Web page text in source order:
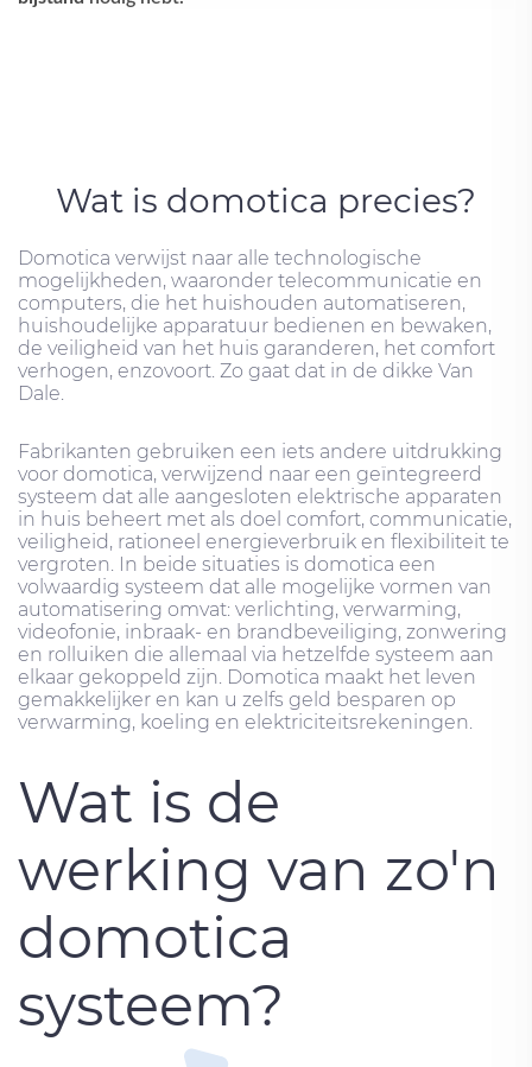
Wat is domotica precies?
Domotica verwijst naar alle technologische
mogelijkheden, waaronder telecommunicatie en
computers, die het huishouden automatiseren,
huishoudelijke apparatuur bedienen en bewaken,
de veiligheid van het huis garanderen, het comfort
verhogen, enzovoort. Zo gaat dat in de dikke Van
Dale.
Fabrikanten gebruiken een iets andere uitdrukking
voor domotica, verwijzend naar een geïntegreerd
systeem dat alle aangesloten elektrische apparaten
in huis beheert met als doel comfort, communicatie,
veiligheid, rationeel energieverbruik en flexibiliteit te
vergroten. In beide situaties is domotica een
volwaardig systeem dat alle mogelijke vormen van
automatisering omvat: verlichting, verwarming,
videofonie, inbraak- en brandbeveiliging, zonwering
en rolluiken die allemaal via hetzelfde systeem aan
elkaar gekoppeld zijn. Domotica maakt het leven
gemakkelijker en kan u zelfs geld besparen op
verwarming, koeling en elektriciteitsrekeningen.
Wat is de
werking van zo'n
domotica
systeem?